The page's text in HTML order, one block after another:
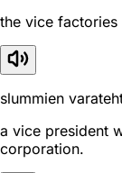
the vice factories
slummien
a vice president
corporation.